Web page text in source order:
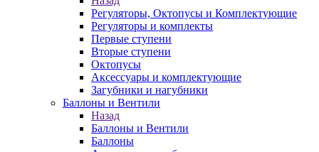
Регуляторы, Октопусы и Комплектующие
Регуляторы и комплекты
Первые ступени
Вторые ступени
Октопусы
Аксессуары и комплектующие
Загубники и нагубники
Баллоны и Вентили
Назад
Баллоны и Вентили
Баллоны